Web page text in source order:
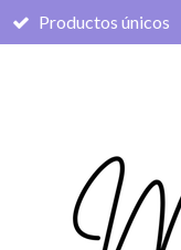
Productos únicos